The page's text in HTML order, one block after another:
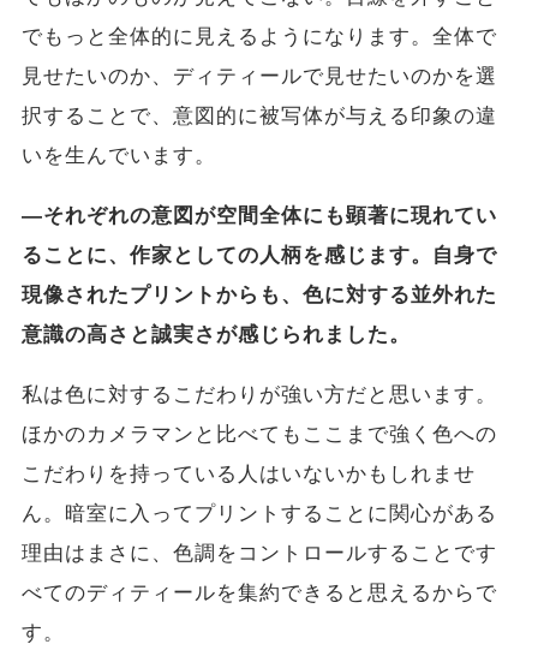
でもっと全体的に見えるようになります。全体で
見せたいのか、ディティールで見せたいのかを選
択することで、意図的に被写体が与える印象の違
いを生んでいます。
―それぞれの意図が空間全体にも顕著に現れてい
ることに、作家としての人柄を感じます。自身で
現像されたプリントからも、色に対する並外れた
意識の高さと誠実さが感じられました。
私は色に対するこだわりが強い方だと思います。
ほかのカメラマンと比べてもここまで強く色への
こだわりを持っている人はいないかもしれませ
ん。暗室に入ってプリントすることに関心がある
理由はまさに、色調をコントロールすることです
べてのディティールを集約できると思えるからで
す。